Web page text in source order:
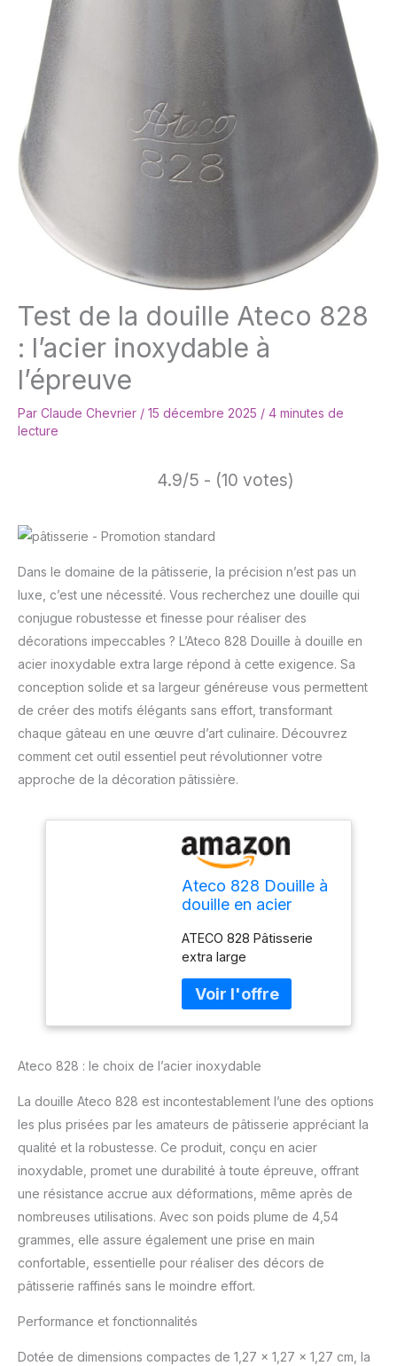
Test de la douille Ateco 828
: l’acier inoxydable à
l’épreuve
Par Claude Chevrier / 15 décembre 2025 / 4 minutes de
lecture
4.9/5 - (10 votes)
Dans le domaine de la pâtisserie, la précision n’est pas un
luxe, c’est une nécessité. Vous recherchez une douille qui
conjugue robustesse et finesse pour réaliser des
décorations impeccables ? L’Ateco 828 Douille à douille en
acier inoxydable extra large répond à cette exigence. Sa
conception solide et sa largeur généreuse vous permettent
de créer des motifs élégants sans effort, transformant
chaque gâteau en une œuvre d’art culinaire. Découvrez
comment cet outil essentiel peut révolutionner votre
approche de la décoration pâtissière.
Ateco 828 Douille à
douille en acier
large
ATECO 828 Pâtisserie
extra large
Ateco 828 : le choix de l’acier inoxydable
La douille Ateco 828 est incontestablement l’une des options
les plus prisées par les amateurs de pâtisserie appréciant la
qualité et la robustesse. Ce produit, conçu en acier
inoxydable, promet une durabilité à toute épreuve, offrant
une résistance accrue aux déformations, même après de
nombreuses utilisations. Avec son poids plume de 4,54
grammes, elle assure également une prise en main
confortable, essentielle pour réaliser des décors de
pâtisserie raffinés sans le moindre effort.
Performance et fonctionnalités
Dotée de dimensions compactes de 1,27 x 1,27 x 1,27 cm, la